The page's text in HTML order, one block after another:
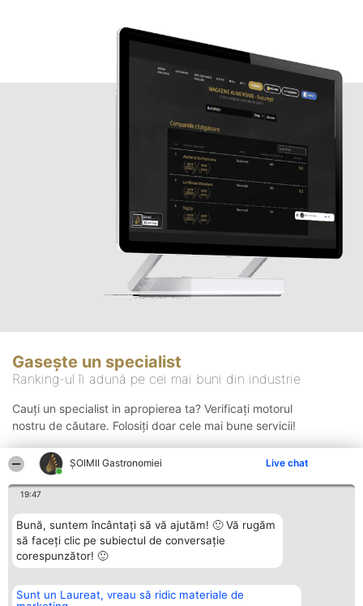
ȘOIMII Gastronomiei Live chat
19:47
Bună, suntem încântați să vă ajutăm! 🙂 Vă rugăm
să faceți clic pe subiectul de conversație
corespunzător! 🙂
Sunt un Laureat, vreau să ridic materiale de
Gasește un specialist
Ranking-ul îi adună pe cei mai buni din industrie
Cauți un specialist in apropierea ta? Verificați motorul
nostru de căutare. Folosiți doar cele mai bune servicii!
Organizator Ranking Plebiscyt Contact